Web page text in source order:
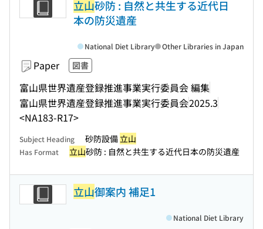
立山砂防 : 自然と共生する近代日
本の防災遺産
Paper 図書
富山県世界遺産登録推進事業実行委員会 編集
富山県世界遺産登録推進事業実行委員会2025.3
<NA183-R17>
National Diet Library Other Libraries in Japan
Subject Heading 砂防設備立山
Has Format 立山砂防 : 自然と共生する近代日本の防災遺産
立山御案内 補足1
National Diet Library